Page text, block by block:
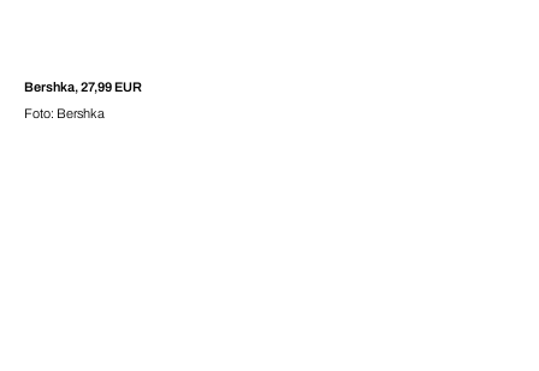
Bershka, 27,99 EUR
Foto: Bershka